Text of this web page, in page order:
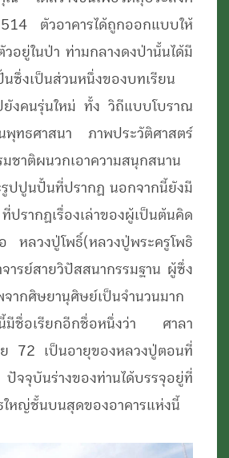
ตัวอาคารได้ถูกออกแบบให้
อยู่ในป่า ท่ามกลางดงป่านั้นได้มี
ซึ่งเป็นส่วนหนึ่งของบทเรียน
ยังคนรุ่นใหม่ ทั้ง วิถีแบบโบราณ
ทธศาสนา ภาพประวัติศาสตร์
ชาติผนวกเอาความสนุกสนาน
รูปปูนปั้นที่ปรากฏ นอกจากนี้ยังมี
ปรากฏเรื่องเล่าของผู้เป็นต้นคิด
หลวงปู่โพธิ์(หลวงปู่พระครูโพธิ
ารย์สายวิปัสสนากรรมฐาน ผู้ซึ่ง
จากศิษยานุศิษย์เป็นจำนวนมาก
นี้มีชื่อเรียกอีกชื่อหนึ่งว่า ศาลา
72 เป็นอายุของหลวงปู่ตอนที่
จุบันร่างของท่านได้บรรจุอยู่ที่
ใหญ่ชั้นบนสุดของอาคารแห่งนี้